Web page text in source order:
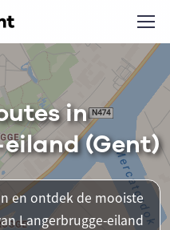
in
(Gent)
en ontdek de mooiste
Langerbrugge-eiland